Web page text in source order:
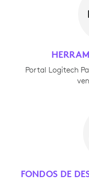
Portal Logitech
FONDOS DE